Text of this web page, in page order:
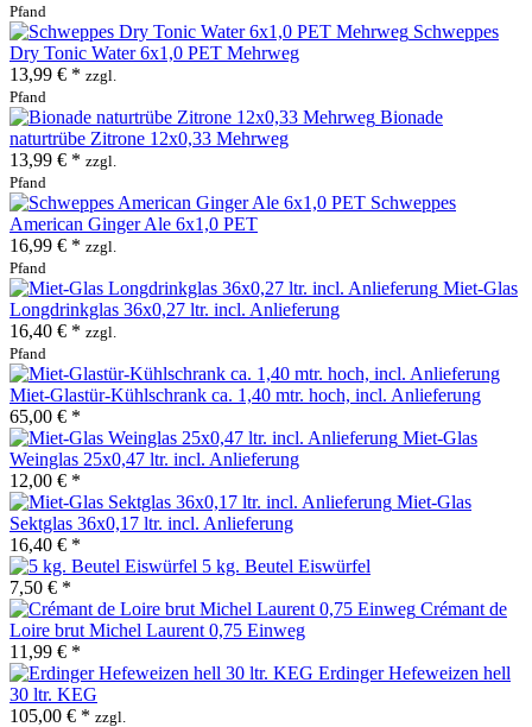
Pfand
Schweppes
Dry Tonic Water 6x1,0 PET Mehrweg
13,99 € * zzgl.
Pfand
Bionade
naturtrübe Zitrone 12x0,33 Mehrweg
13,99 € * zzgl.
Pfand
Schweppes
American Ginger Ale 6x1,0 PET
16,99 € * zzgl.
Pfand
Miet-Glas
Longdrinkglas 36x0,27 ltr. incl. Anlieferung
16,40 € * zzgl.
Pfand
Miet-Glastür-Kühlschrank ca. 1,40 mtr. hoch, incl. Anlieferung
65,00 € *
Miet-Glas
Weinglas 25x0,47 ltr. incl. Anlieferung
12,00 € *
Miet-Glas
Sektglas 36x0,17 ltr. incl. Anlieferung
16,40 € *
5 kg. Beutel Eiswürfel
7,50 € *
Crémant de
Loire brut Michel Laurent 0,75 Einweg
11,99 € *
Erdinger Hefeweizen hell
30 ltr. KEG
105,00 € * zzgl.